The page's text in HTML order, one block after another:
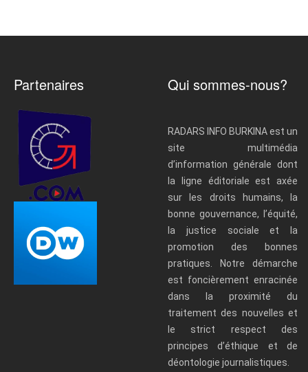
Partenaires Qui sommes-nous?
RADARS INFO BURKINA est un
site multimédia
d’information générale dont
la ligne éditoriale est axée
sur les droits humains, la
bonne gouvernance, l’équité,
la justice sociale et la
promotion des bonnes
pratiques. Notre démarche
est foncièrement enracinée
dans la proximité du
traitement des nouvelles et
le strict respect des
principes d’éthique et de
déontologie journalistiques.